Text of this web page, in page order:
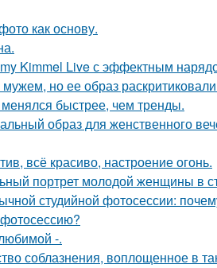
как основу.
Kimmel Live с эффектным
но ее образ
менялся быстрее, чем тренды.
образ для женственного
всё красиво, настроение огонь.
портрет молодой женщины в
студийной фотосессии:
-.
соблазнения, воплощенное в